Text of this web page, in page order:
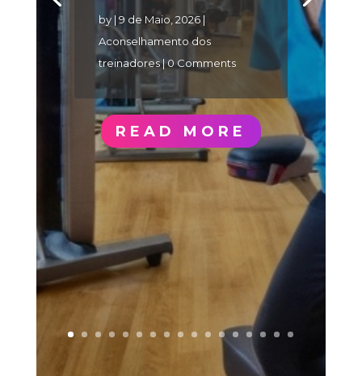
by | 9 de Maio, 2026|
Aconselhamento dos
treinadores| 0 Comments
READ MORE